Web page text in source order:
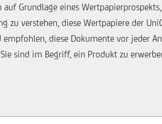
Grundlage eines
verstehen, diese Wertpapiere der
diese Dokumente vor jeder
sind im Begriff, ein Produkt zu